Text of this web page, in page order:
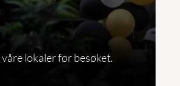
lokaler før besøket.